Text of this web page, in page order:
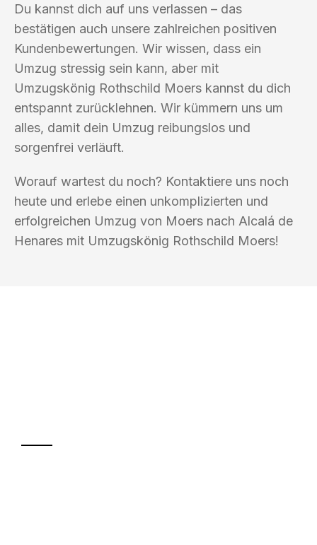
Du kannst dich auf uns verlassen – das
bestätigen auch unsere zahlreichen positiven
Kundenbewertungen. Wir wissen, dass ein
Umzug stressig sein kann, aber mit
Umzugskönig Rothschild Moers kannst du dich
entspannt zurücklehnen. Wir kümmern uns um
alles, damit dein Umzug reibungslos und
sorgenfrei verläuft.
Worauf wartest du noch? Kontaktiere uns noch
heute und erlebe einen unkomplizierten und
erfolgreichen Umzug von Moers nach Alcalá de
Henares mit Umzugskönig Rothschild Moers!